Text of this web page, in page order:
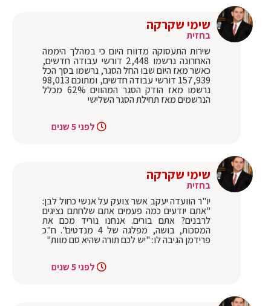
שימי שקרקה
בחזית
שירות התעסוקה מדווח היום כי במהלך היממה
האחרונה נרשמו 2,448 דורשי עבודה חדשים,
כאשר מאז היום שבו החל הסגר, נרשמו בסך הכל
157,939 דורשי עבודה חדשים, ומתוכם 98,013
נרשמו מאז הודק הסגר המהווים 62% מכלל
הנרשמים מאז תחילת הסגר השלישי
לפני 5 שנים
שימי שקרקה
בחזית
יו"ר הוועדה יעקב אשר צועק על אנשי כחול לבן:
"אתם יודעים כמה פעמים אתם שלחתם נציגים
לרבנים? אתם בורים. אנחנו נוריד מכם את
המסכות, בושה, מפלגה של 4 מנדטים". ח"כ
פרידמן הגיבה לו: "יש לכם תורה שהיא סם מוות"
לפני 5 שנים